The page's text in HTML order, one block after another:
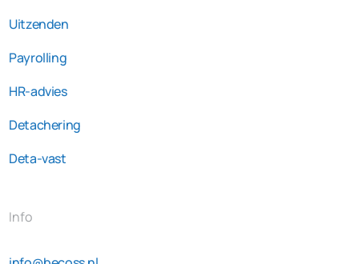
Uitzenden
Payrolling
HR-advies
Detachering
Deta-vast
Info